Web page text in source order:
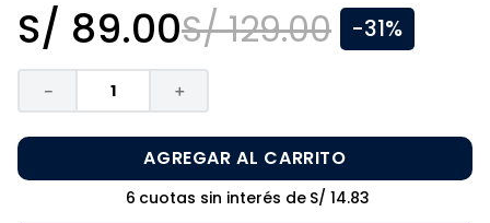
S/ 89.00S/ 129.00 -31%
＋
－
AGREGAR AL CARRITO
6 cuotas sin interés de S/ 14.83